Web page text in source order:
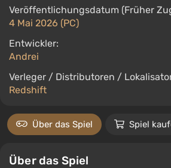
Veröffentlichungsdatum (Früher
4 Mai 2026 (PC)
Entwickler:
Andrei
Verleger / Distributoren /
Redshift
Über das Spiel Spiel
Über das Spiel